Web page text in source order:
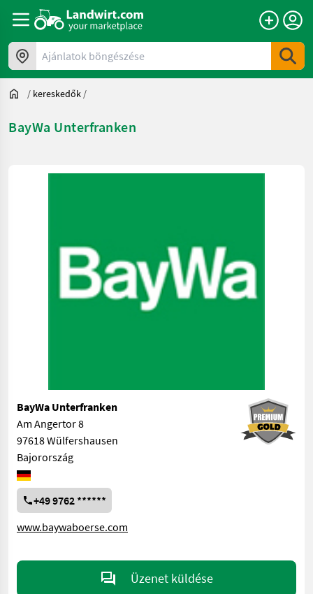
Ajánlatok böngészése
/ kereskedők /
BayWa Unterfranken
BayWa Unterfranken
Am Angertor 8
97618 Wülfershausen
Bajorország
+49 9762 ******
www.baywaboerse.com
Üzenet küldése